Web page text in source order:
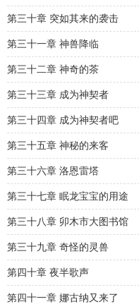
第三十章 突如其来的袭击
第三十一章 神兽降临
第三十二章 神奇的茶
第三十三章 成为神契者
第三十四章 成为神契者吧
第三十五章 神秘的来客
第三十六章 洛恩雷塔
第三十七章 眠龙宝宝的用途
第三十八章 卯木市大图书馆
第三十九章 奇怪的灵兽
第四十章 夜半歌声
第四十一章 娜古纳又来了